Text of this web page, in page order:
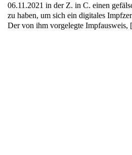
06.11.2021 in der Z. in C. einen
zu haben, um sich ein digitales
Der von ihm vorgelegte Impfausweis,